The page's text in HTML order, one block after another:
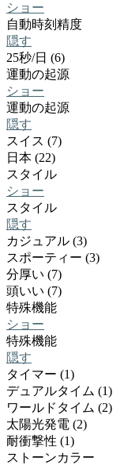
ショー
自動時刻精度
隠す
25秒/日 (6)
運動の起源
ショー
運動の起源
隠す
スイス (7)
日本 (22)
スタイル
ショー
スタイル
隠す
カジュアル (3)
スポーティー (3)
分厚い (7)
頭いい (7)
特殊機能
ショー
特殊機能
隠す
タイマー (1)
デュアルタイム (1)
ワールドタイム (2)
太陽光発電 (2)
耐衝撃性 (1)
ストーンカラー